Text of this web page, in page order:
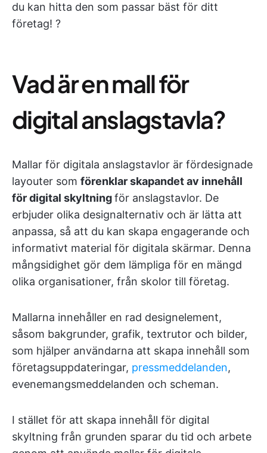
du kan hitta den som passar bäst för ditt
företag! ?
Vad är en mall för
digital anslagstavla?
Mallar för digitala anslagstavlor är fördesignade
layouter som förenklar skapandet av innehåll
för digital skyltningför anslagstavlor. De
erbjuder olika designalternativ och är lätta att
anpassa, så att du kan skapa engagerande och
informativt material för digitala skärmar. Denna
mångsidighet gör dem lämpliga för en mängd
olika organisationer, från skolor till företag.
Mallarna innehåller en rad designelement,
såsom bakgrunder, grafik, textrutor och bilder,
som hjälper användarna att skapa innehåll som
företagsuppdateringar, pressmeddelanden,
evenemangsmeddelanden och scheman.
I stället för att skapa innehåll för digital
skyltning från grunden sparar du tid och arbete